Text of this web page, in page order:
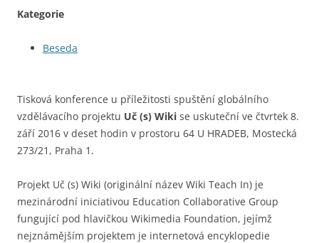
Kategorie
Beseda
Tisková konference u příležitosti spuštění globálního
vzdělávacího projektu Uč (s) Wiki se uskuteční ve čtvrtek 8.
září 2016 v deset hodin v prostoru 64 U HRADEB, Mostecká
273/21, Praha 1.
Projekt Uč (s) Wiki (originální název Wiki Teach In) je
mezinárodní iniciativou Education Collaborative Group
fungující pod hlavičkou Wikimedia Foundation, jejímž
nejznámějším projektem je internetová encyklopedie